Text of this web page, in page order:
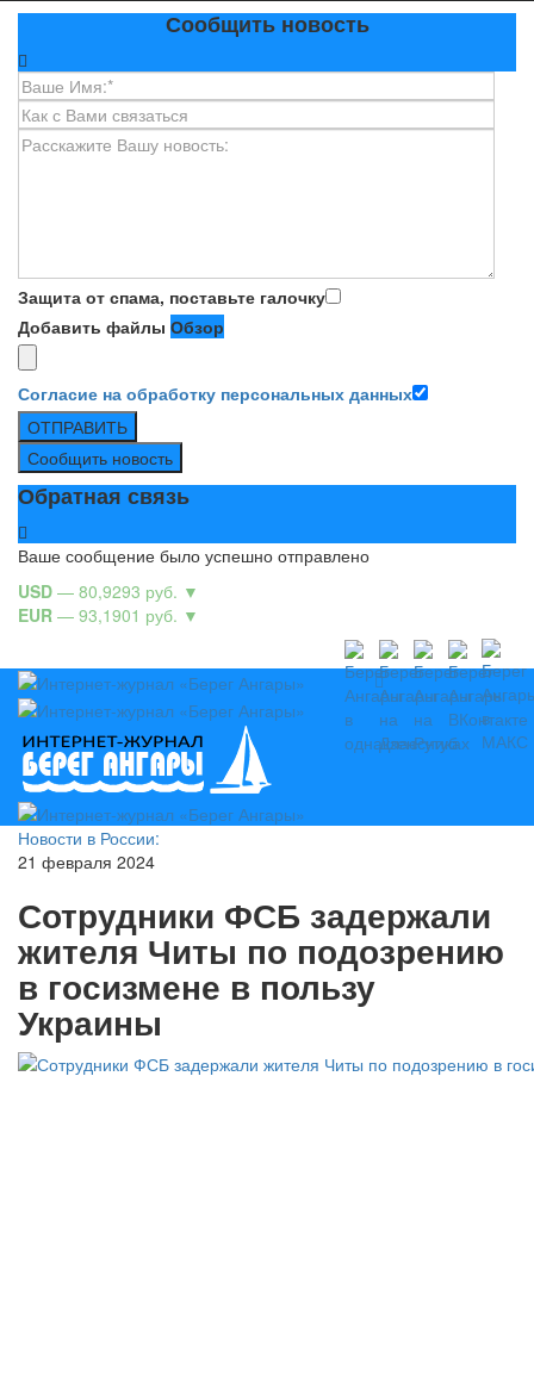
Сообщить новость
Защита от спама, поставьте галочку
Добавить файлы Обзор
Согласие на обработку персональных данных
ОТПРАВИТЬ
Сообщить новость
Обратная связь
Ваше сообщение было успешно отправлено
USD — 80,9293 руб. ▼
EUR — 93,1901 руб. ▼
Новости в России:
21 февраля 2024
Сотрудники ФСБ задержали
жителя Читы по подозрению
в госизмене в пользу
Украины